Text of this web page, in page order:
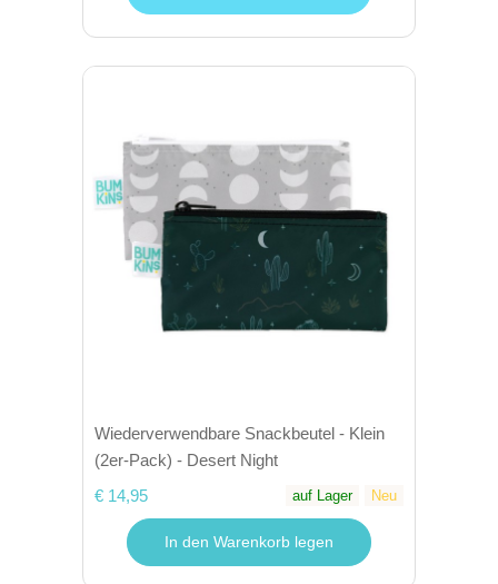
Wiederverwendbare Snackbeutel - Klein
(2er-Pack) - Desert Night
€ 14,95
auf Lager Neu
In den Warenkorb legen